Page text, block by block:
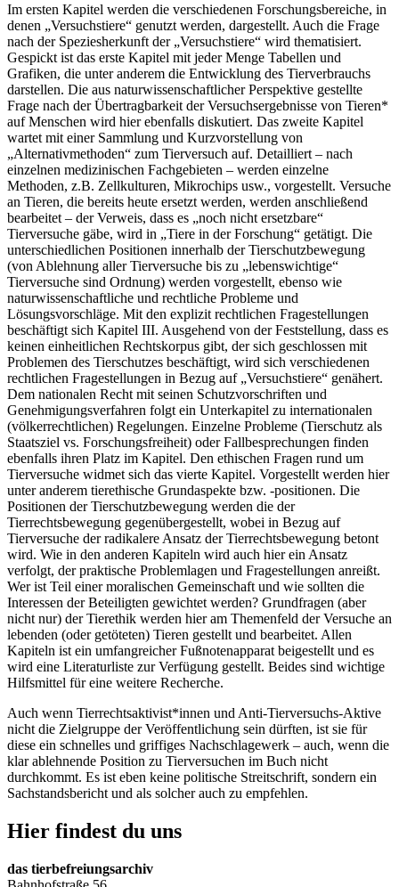
Im ersten Kapitel werden die verschiedenen Forschungsbereiche, in
denen „Versuchstiere“ genutzt werden, dargestellt. Auch die Frage
nach der Speziesherkunft der „Versuchstiere“ wird thematisiert.
Gespickt ist das erste Kapitel mit jeder Menge Tabellen und
Grafiken, die unter anderem die Entwicklung des Tierverbrauchs
darstellen. Die aus naturwissenschaftlicher Perspektive gestellte
Frage nach der Übertragbarkeit der Versuchsergebnisse von Tieren*
auf Menschen wird hier ebenfalls diskutiert. Das zweite Kapitel
wartet mit einer Sammlung und Kurzvorstellung von
„Alternativmethoden“ zum Tierversuch auf. Detailliert – nach
einzelnen medizinischen Fachgebieten – werden einzelne
Methoden, z.B. Zellkulturen, Mikrochips usw., vorgestellt. Versuche
an Tieren, die bereits heute ersetzt werden, werden anschließend
bearbeitet – der Verweis, dass es „noch nicht ersetzbare“
Tierversuche gäbe, wird in „Tiere in der Forschung“ getätigt. Die
unterschiedlichen Positionen innerhalb der Tierschutzbewegung
(von Ablehnung aller Tierversuche bis zu „lebenswichtige“
Tierversuche sind Ordnung) werden vorgestellt, ebenso wie
naturwissenschaftliche und rechtliche Probleme und
Lösungsvorschläge. Mit den explizit rechtlichen Fragestellungen
beschäftigt sich Kapitel III. Ausgehend von der Feststellung, dass es
keinen einheitlichen Rechtskorpus gibt, der sich geschlossen mit
Problemen des Tierschutzes beschäftigt, wird sich verschiedenen
rechtlichen Fragestellungen in Bezug auf „Versuchstiere“ genähert.
Dem nationalen Recht mit seinen Schutzvorschriften und
Genehmigungsverfahren folgt ein Unterkapitel zu internationalen
(völkerrechtlichen) Regelungen. Einzelne Probleme (Tierschutz als
Staatsziel vs. Forschungsfreiheit) oder Fallbesprechungen finden
ebenfalls ihren Platz im Kapitel. Den ethischen Fragen rund um
Tierversuche widmet sich das vierte Kapitel. Vorgestellt werden hier
unter anderem tierethische Grundaspekte bzw. -positionen. Die
Positionen der Tierschutzbewegung werden die der
Tierrechtsbewegung gegenübergestellt, wobei in Bezug auf
Tierversuche der radikalere Ansatz der Tierrechtsbewegung betont
wird. Wie in den anderen Kapiteln wird auch hier ein Ansatz
verfolgt, der praktische Problemlagen und Fragestellungen anreißt.
Wer ist Teil einer moralischen Gemeinschaft und wie sollten die
Interessen der Beteiligten gewichtet werden? Grundfragen (aber
nicht nur) der Tierethik werden hier am Themenfeld der Versuche an
lebenden (oder getöteten) Tieren gestellt und bearbeitet. Allen
Kapiteln ist ein umfangreicher Fußnotenapparat beigestellt und es
wird eine Literaturliste zur Verfügung gestellt. Beides sind wichtige
Hilfsmittel für eine weitere Recherche.
Auch wenn Tierrechtsaktivist*innen und Anti-Tierversuchs-Aktive
nicht die Zielgruppe der Veröffentlichung sein dürften, ist sie für
diese ein schnelles und griffiges Nachschlagewerk – auch, wenn die
klar ablehnende Position zu Tierversuchen im Buch nicht
durchkommt. Es ist eben keine politische Streitschrift, sondern ein
Sachstandsbericht und als solcher auch zu empfehlen.
Hier findest du uns
das tierbefreiungsarchiv